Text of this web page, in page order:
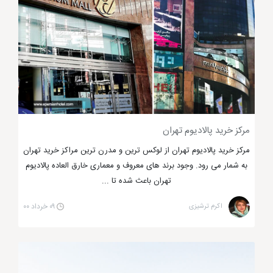
شلوغ ترین بازار تهران
مرکز خرید پالادیوم تهران
مرکز خرید پالادیوم تهران از لوکس ترین و مدرن ترین مراکز خرید تهران
به شمار می رود. وجود برند های معروف و معماری خارق العاده پالادیوم
تهران باعث شده تا ...
اکرم ترشیزی ۰۹ خرداد ۰۰